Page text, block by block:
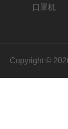
口罩机
Copyright ©